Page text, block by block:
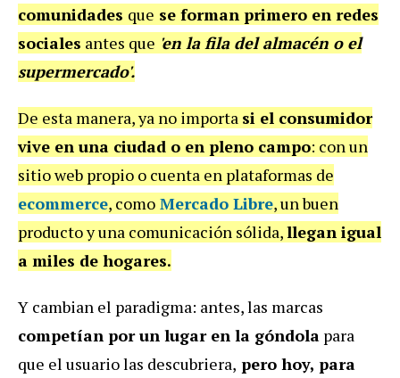
comunidades que se forman primero en redes
sociales antes que 'en la fila del almacén o el
supermercado'.
De esta manera, ya no importa si el consumidor
vive en una ciudad o en pleno campo: con un
sitio web propio o cuenta en plataformas de
ecommerce, como Mercado Libre, un buen
producto y una comunicación sólida,llegan igual
a miles de hogares.
Y cambian el paradigma: antes, las marcas
competían por un lugar en la góndola para
que el usuario las descubriera, pero hoy, para